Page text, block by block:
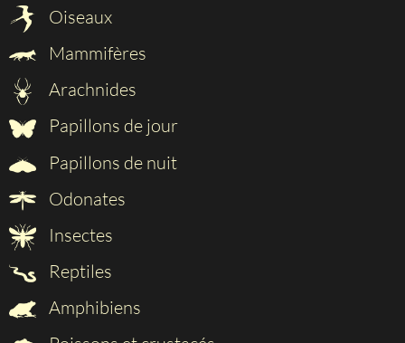
Oiseaux
Mammifères
Arachnides
Papillons de jour
Papillons de nuit
Odonates
Insectes
Reptiles
Amphibiens